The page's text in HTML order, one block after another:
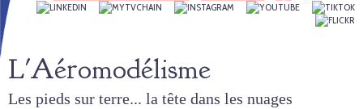
L'Aéromodélisme
Les pieds sur terre... la tête dans les nuages